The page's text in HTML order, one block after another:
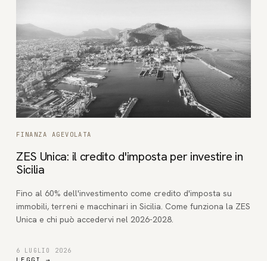
FINANZA AGEVOLATA
ZES Unica: il credito d'imposta per investire in
Sicilia
Fino al 60% dell'investimento come credito d'imposta su
immobili, terreni e macchinari in Sicilia. Come funziona la ZES
Unica e chi può accedervi nel 2026-2028.
6 LUGLIO 2026